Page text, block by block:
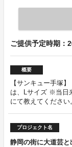
ご提供予定時期：
概要
【サンキュー手塚
は、Lサイズ ※当日
にて教えてください
プロジェクト名
静岡の街に大道芸と